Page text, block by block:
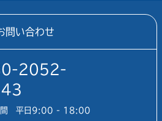
問い合わせ
2052-
間 平日9:00 - 18:00